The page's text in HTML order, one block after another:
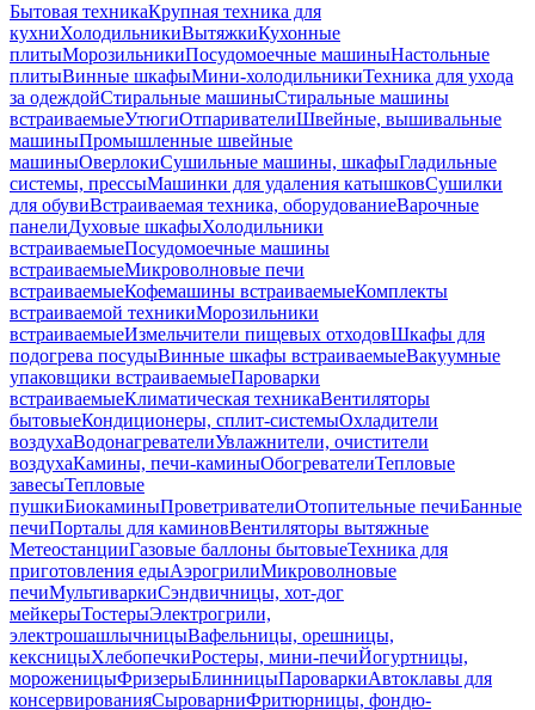
Бытовая техникаКрупная техника для
кухниХолодильникиВытяжкиКухонные
плитыМорозильникиПосудомоечные машиныНастольные
плитыВинные шкафыМини-холодильникиТехника для ухода
за одеждойСтиральные машиныСтиральные машины
встраиваемыеУтюгиОтпаривателиШвейные, вышивальные
машиныПромышленные швейные
машиныОверлокиСушильные машины, шкафыГладильные
системы, прессыМашинки для удаления катышковСушилки
для обувиВстраиваемая техника, оборудованиеВарочные
панелиДуховые шкафыХолодильники
встраиваемыеПосудомоечные машины
встраиваемыеМикроволновые печи
встраиваемыеКофемашины встраиваемыеКомплекты
встраиваемой техникиМорозильники
встраиваемыеИзмельчители пищевых отходовШкафы для
подогрева посудыВинные шкафы встраиваемыеВакуумные
упаковщики встраиваемыеПароварки
встраиваемыеКлиматическая техникаВентиляторы
бытовыеКондиционеры, сплит-системыОхладители
воздухаВодонагревателиУвлажнители, очистители
воздухаКамины, печи-каминыОбогревателиТепловые
завесыТепловые
пушкиБиокаминыПроветривателиОтопительные печиБанные
печиПорталы для каминовВентиляторы вытяжные
МетеостанцииГазовые баллоны бытовыеТехника для
приготовления едыАэрогрилиМикроволновые
печиМультиваркиСэндвичницы, хот-дог
мейкерыТостерыЭлектрогрили,
электрошашлычницыВафельницы, орешницы,
кексницыХлебопечкиРостеры, мини-печиЙогуртницы,
мороженицыФризерыБлинницыПароваркиАвтоклавы для
консервированияСыроварниФритюрницы, фондю-